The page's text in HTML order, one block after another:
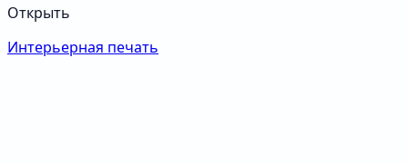
Открыть
Интерьерная печать